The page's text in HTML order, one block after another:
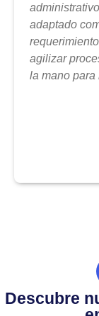
adaptado
agilizar
la mano para
Descubre